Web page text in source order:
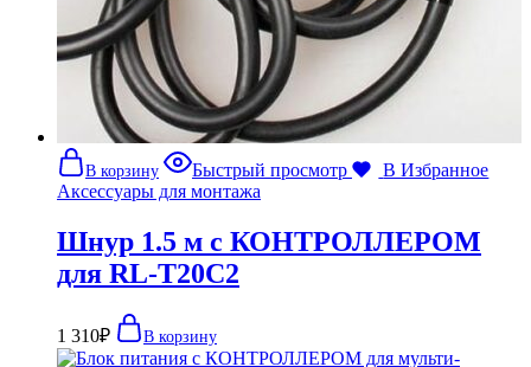
В корзину Быстрый просмотр
В Избранное
Аксессуары для монтажа
Шнур 1.5 м с КОНТРОЛЛЕРОМ
для RL-T20C2
1 310₽ В корзину